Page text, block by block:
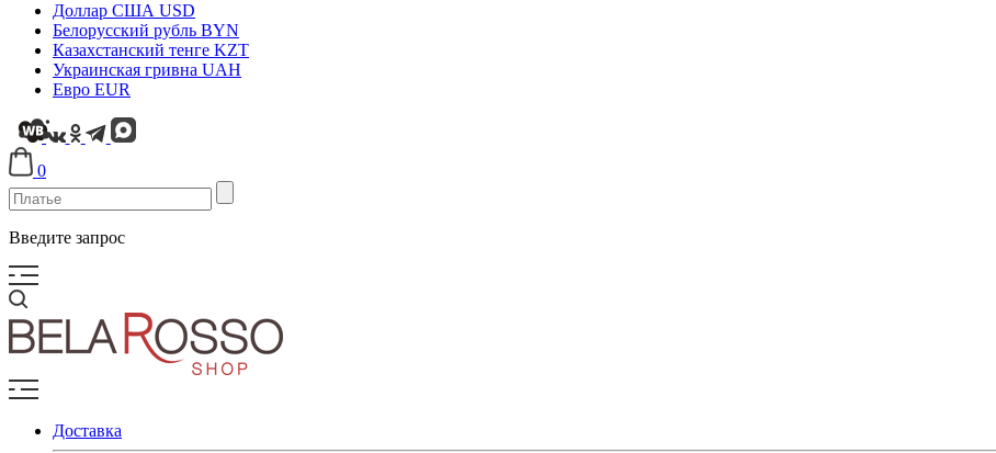
Доллар США USD
Белорусский рубль BYN
Казахстанский тенге KZT
Украинская гривна UAH
Евро EUR
0
Введите запрос
Доставка